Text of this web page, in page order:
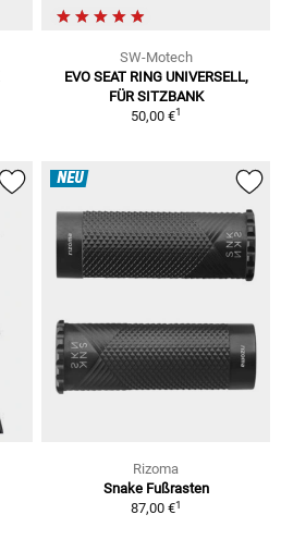
SW-Motech
EVO SEAT RING UNIVERSELL,
FÜR SITZBANK
50,00 €1
NEU
Rizoma
Snake Fußrasten
87,00 €1